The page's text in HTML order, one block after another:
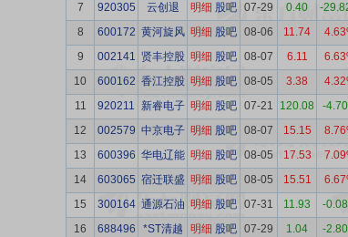
7
920305 云创退 明细 股吧 07-29 0.40 -
8
600172 黄河旋风 明细 股吧 08-06 11.74
9
002141 贤丰控股 明细 股吧 08-07 6.11
10
600162 香江控股 明细 股吧 08-05 3.38
11
920211 新睿电子 明细 股吧 07-21 120.08 -
12
002579 中京电子 明细 股吧 08-07 15.15
13
600396 华电辽能 明细 股吧 08-05 17.53
14
603065 宿迁联盛 明细 股吧 08-05 15.51
15
300164 通源石油 明细 股吧 07-31 11.93 -
16
688496 *ST清越 明细 股吧 07-29 1.04 -